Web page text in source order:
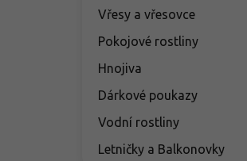
Vřesy a vřesovce
Pokojové rostliny
Hnojiva
Dárkové poukazy
Vodní rostliny
Letničky a Balkonovky